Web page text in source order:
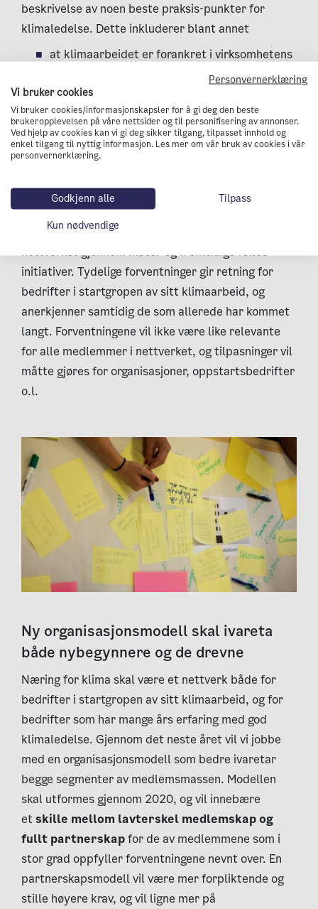
beskrivelse av noen beste praksis-punkter for
klimaledelse. Dette inkluderer blant annet
at klimaarbeidet er forankret i virksomhetens
at bedriften er miljøsertifisert
at bedriften fører utslippsregnskap og har
kvantifisert målene for utslippsreduksjon
leverandører.
Vi ønsker også at medlemsbedriftene deltar aktivt i
nettverket gjennom møter og fremtidige felles
initiativer. Tydelige forventninger gir retning for
bedrifter i startgropen av sitt klimaarbeid, og
anerkjenner samtidig de som allerede har kommet
langt. Forventningene vil ikke være like relevante
for alle medlemmer i nettverket, og tilpasninger vil
måtte gjøres for organisasjoner, oppstartsbedrifter
o.l.
Ny organisasjonsmodell skal ivareta
både nybegynnere og de drevne
Næring for klima skal være et nettverk både for
bedrifter i startgropen av sitt klimaarbeid, og for
bedrifter som har mange års erfaring med god
klimaledelse. Gjennom det neste året vil vi jobbe
med en organisasjonsmodell som bedre ivaretar
begge segmenter av medlemsmassen. Modellen
skal utformes gjennom 2020, og vil innebære
etskille mellom lavterskel medlemskap og
fullt partnerskapfor de av medlemmene som i
stor grad oppfyller forventningene nevnt over. En
partnerskapsmodell vil være mer forpliktende og
stille høyere krav, og vil ligne mer på
Personvernerklæring
Vi bruker cookies
Vi bruker cookies/informasjonskapsler for å gi deg den beste
brukeropplevelsen på våre nettsider og til personifisering av annonser.
Ved hjelp av cookies kan vi gi deg sikker tilgang, tilpasset innhold og
enkel tilgang til nyttig informasjon. Les mer om vår bruk av cookies i vår
personvernerklæring.
Godkjenn alle
Tilpass
Kun nødvendige